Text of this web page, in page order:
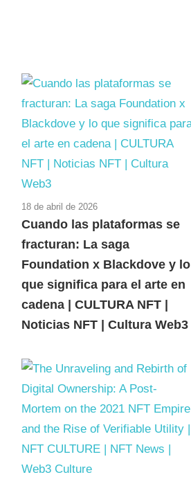
18 de abril de 2026
Cuando las plataformas se
fracturan: La saga
Foundation x Blackdove y lo
que significa para el arte en
cadena | CULTURA NFT |
Noticias NFT | Cultura Web3